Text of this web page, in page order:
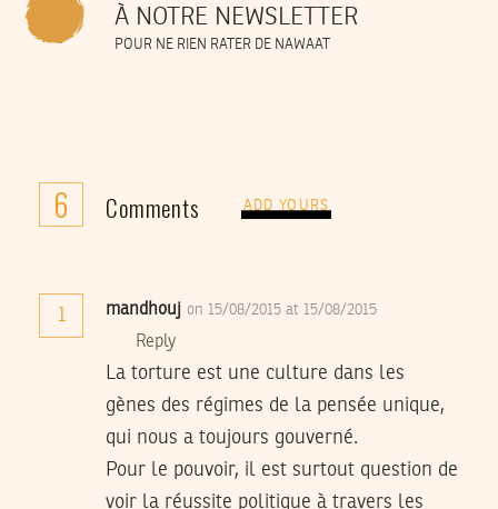
À NOTRE NEWSLETTER
POUR NE RIEN RATER DE NAWAAT
6 Comments ADD YOURS
1 mandhouj on 15/08/2015 at 15/08/2015
Reply
La torture est une culture dans les
gènes des régimes de la pensée unique,
qui nous a toujours gouverné.
Pour le pouvoir, il est surtout question de
voir la réussite politique à travers les